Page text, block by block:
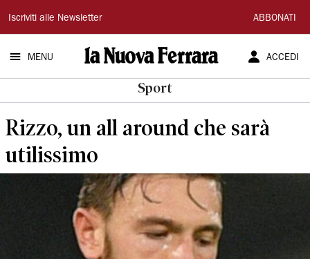
La
Nuova
Ferrara
Iscriviti alle Newsletter ABBONATI
MENU ACCEDI
Sport
Rizzo, un all around che sarà
utilissimo